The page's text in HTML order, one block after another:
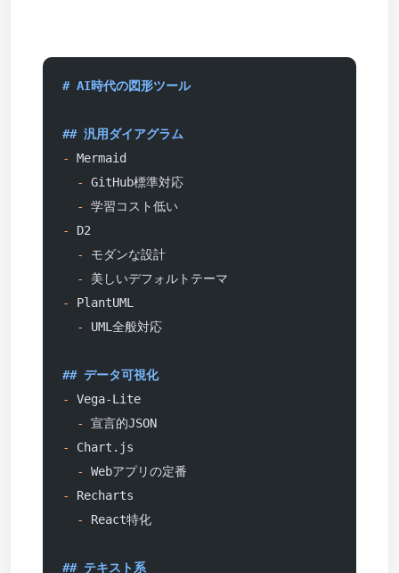
# AI時代の図形ツール
## 汎用ダイアグラム
-
Mermaid
  -
GitHub標準対応
  -
学習コスト低い
-
D2
  -
モダンな設計
  -
美しいデフォルトテーマ
-
PlantUML
  -
UML全般対応
## データ可視化
-
Vega-Lite
  -
宣言的JSON
-
Chart.js
  -
Webアプリの定番
-
Recharts
  -
React特化
## テキスト系